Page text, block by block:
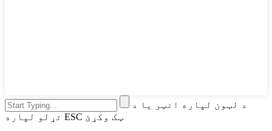
د لټون لپاره انټر یا د
تړلو لپاره ESC ټک وکړئ